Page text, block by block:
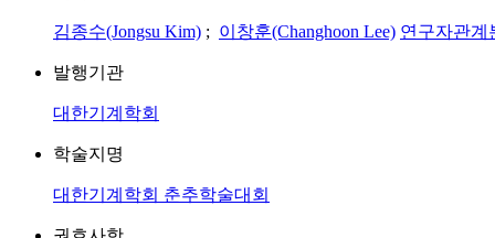
김종수(Jongsu Kim) ; 이창훈(Changhoon Lee) 연구자관계
발행기관
대한기계학회
학술지명
대한기계학회 춘추학술대회